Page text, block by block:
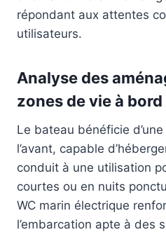
répondant aux attentes
utilisateurs.
Analyse des
zones de vie à bord
Le bateau bénéficie
l’avant, capable
conduit à une utilisation
courtes ou en nuits
WC marin électrique
l’embarcation apte à des